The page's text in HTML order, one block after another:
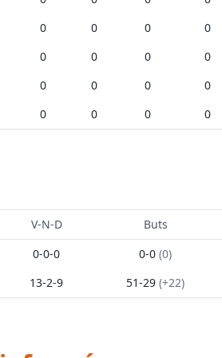
0 0 0 0
0 0 0 0
0 0 0 0
0 0 0 0
V-N-D Buts
0-0-0 0-0 (0)
13-2-9 51-29 (+22)